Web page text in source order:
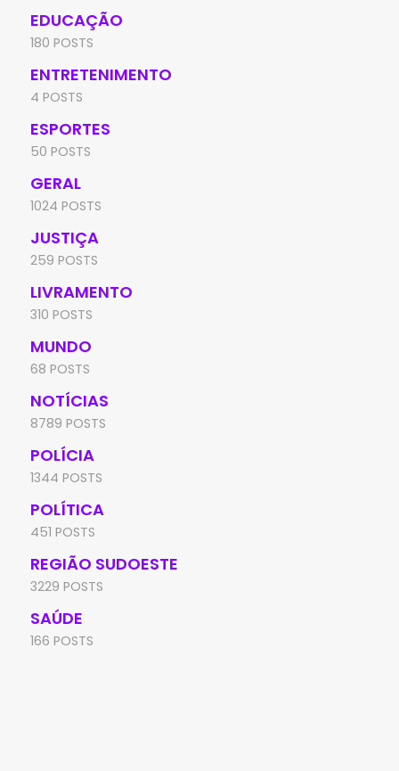
EDUCAÇÃO
180 POSTS
ENTRETENIMENTO
4 POSTS
ESPORTES
50 POSTS
GERAL
1024 POSTS
JUSTIÇA
259 POSTS
LIVRAMENTO
310 POSTS
MUNDO
68 POSTS
NOTÍCIAS
8789 POSTS
POLÍCIA
1344 POSTS
POLÍTICA
451 POSTS
REGIÃO SUDOESTE
3229 POSTS
SAÚDE
166 POSTS